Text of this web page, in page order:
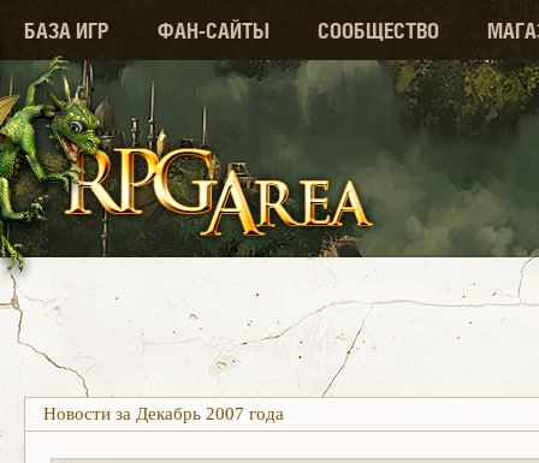
БАЗА ИГР ФАН-САЙТЫ СООБЩЕСТВО
Новости за Декабрь 2007 года